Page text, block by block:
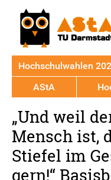
to
top
„Und weil
Mensch ist,
Stiefel im
gern!“
Hochschulwahlen
AStA